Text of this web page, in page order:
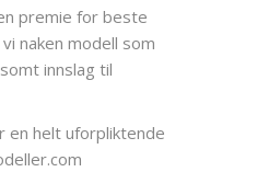
premie for beste
naken modell som
innslag til
en helt uforpliktende